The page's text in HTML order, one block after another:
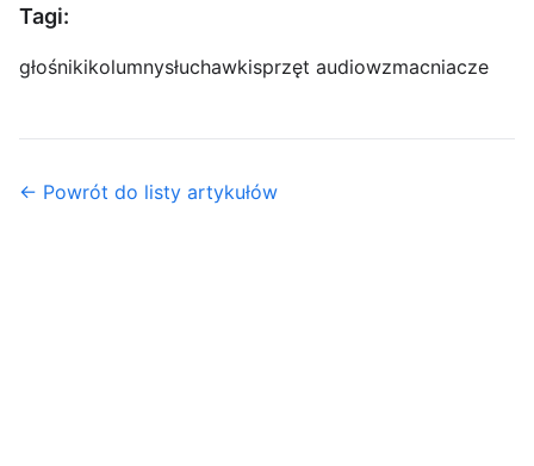
Tagi:
głośnikikolumnysłuchawkisprzęt audiowzmacniacze
← Powrót do listy artykułów